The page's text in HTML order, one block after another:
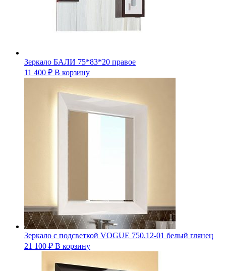
Зеркало БАЛИ 75*83*20 правое
11 400 ₽ В корзину
Зеркало с подсветкой VOGUE 750.12-01 белый глянец
21 100 ₽ В корзину